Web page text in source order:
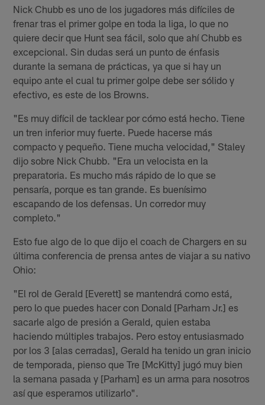
Nick Chubb es uno de los jugadores más difíciles de
frenar tras el primer golpe en toda la liga, lo que no
quiere decir que Hunt sea fácil, solo que ahí Chubb es
excepcional. Sin dudas será un punto de énfasis
durante la semana de prácticas, ya que si hay un
equipo ante el cual tu primer golpe debe ser sólido y
efectivo, es este de los Browns.
"Es muy difícil de tacklear por cómo está hecho. Tiene
un tren inferior muy fuerte. Puede hacerse más
compacto y pequeño. Tiene mucha velocidad," Staley
dijo sobre Nick Chubb. "Era un velocista en la
preparatoria. Es mucho más rápido de lo que se
pensaría, porque es tan grande. Es buenísimo
escapando de los defensas. Un corredor muy
completo."
Esto fue algo de lo que dijo el coach de Chargers en su
última conferencia de prensa antes de viajar a su nativo
Ohio:
"El rol de Gerald [Everett] se mantendrá como está,
pero lo que puedes hacer con Donald [Parham Jr.] es
sacarle algo de presión a Gerald, quien estaba
haciendo múltiples trabajos. Pero estoy entusiasmado
por los 3 [alas cerradas], Gerald ha tenido un gran inicio
de temporada, pienso que Tre [McKitty] jugó muy bien
la semana pasada y [Parham] es un arma para nosotros
así que esperamos utilizarlo".